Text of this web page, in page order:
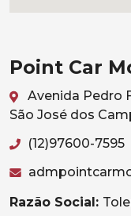
Point Car
Avenida Pedro
São José dos
(12)97600-7595
Razão Social: